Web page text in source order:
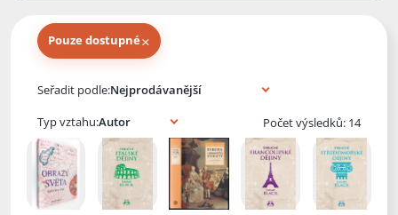
Pouze dostupné×
Seřadit podle:
Typ vztahu:
Počet výsledků: 14